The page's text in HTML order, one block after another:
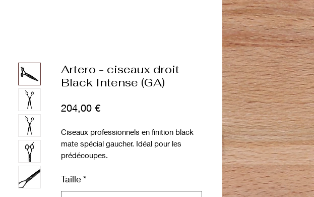
Artero - ciseaux droit
Black Intense (GA)
204,00 €Prix
Ciseaux professionnels en finition black
mate spécial gaucher. Idéal pour les
prédécoupes.
les types de coupes
Taille*